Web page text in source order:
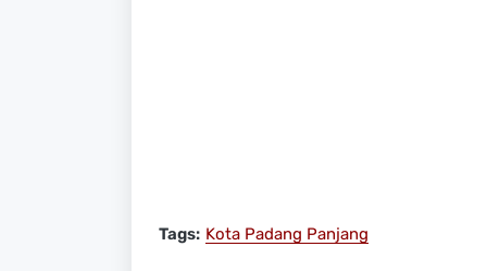
Tags: Kota Padang Panjang